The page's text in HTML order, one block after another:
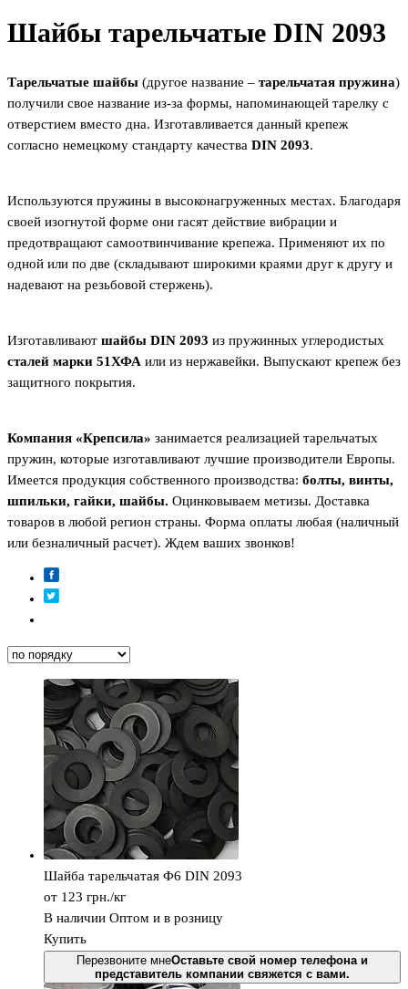
Шайбы тарельчатые DIN 2093
Тарельчатые шайбы (другое название – тарельчатая пружина)
получили свое название из-за формы, напоминающей тарелку с
отверстием вместо дна. Изготавливается данный крепеж
согласно немецкому стандарту качества DIN 2093.
Используются пружины в высоконагруженных местах. Благодаря
своей изогнутой форме они гасят действие вибрации и
предотвращают самоотвинчивание крепежа. Применяют их по
одной или по две (складывают широкими краями друг к другу и
надевают на резьбовой стержень).
Изготавливают шайбы DIN 2093 из пружинных углеродистых
сталей марки 51ХФА или из нержавейки. Выпускают крепеж без
защитного покрытия.
Компания «Крепсила» занимается реализацией тарельчатых
пружин, которые изготавливают лучшие производители Европы.
Имеется продукция собственного производства: болты, винты,
шпильки, гайки, шайбы. Оцинковываем метизы. Доставка
товаров в любой регион страны. Форма оплаты любая (наличный
или безналичный расчет). Ждем ваших звонков!
Шайба тарельчатая Ф6 DIN 2093
от 123 грн./кг
В наличии Оптом и в розницу
Купить
Перезвоните мнеОставьте свой номер телефона и
представитель компании свяжется с вами.